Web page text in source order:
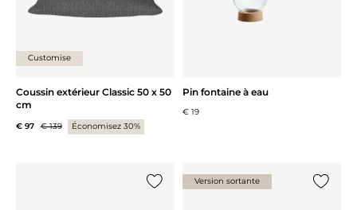
Customise
Coussin extérieur Classic 50 x 50
cm
€ 97 € 139 Économisez 30%
Pin fontaine à eau
€ 19
Version sortante